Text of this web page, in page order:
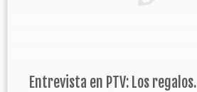
Entrevista en PTV: Los regalos.